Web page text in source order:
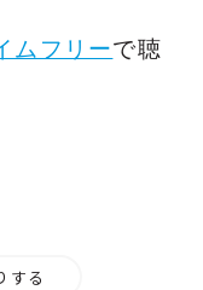
ムフリーで聴
する